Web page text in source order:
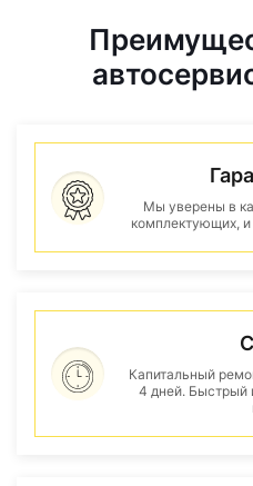
Мы уверены в
комплектующих, и
Капитальный
4 дней. Быстрый